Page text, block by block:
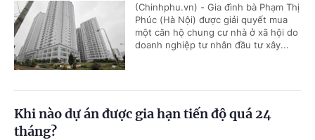
(Chinhphu.vn) - Gia đình bà Phạm Thị
Phúc (Hà Nội) được giải quyết mua
một căn hộ chung cư nhà ở xã hội do
doanh nghiệp tư nhân đầu tư xây...
Khi nào dự án được gia hạn tiến độ quá 24
tháng?